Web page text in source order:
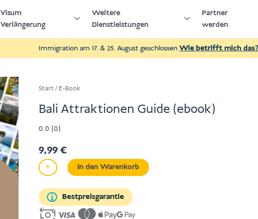
Visum
Verlängerung
Weitere
Dienstleistungen
Partner
werden
Immigration am 17. & 25. August geschlossen Wie betrifft mich
Start/ E-Book
Bali Attraktionen Guide (ebook)
0.0 (0)
9,99€
−
Bali
Guide
(ebook)
+ In den Warenkorb
Bestpreisgarantie